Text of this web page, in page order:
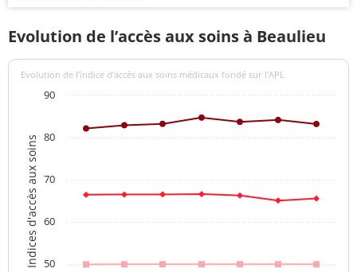
Evolution de l’accès aux soins à Beaulieu
Indices d'accès aux soins
Evolution de l’indice d’accès aux soins médicaux fondé sur l'APL
50
60
70
80
90